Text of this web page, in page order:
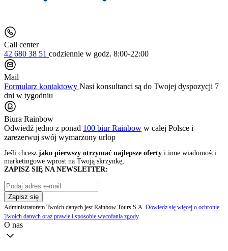
Call center
42 680 38 51 codziennie w godz. 8:00-22:00
Mail
Formularz kontaktowy Nasi konsultanci są do Twojej dyspozycji 7
dni w tygodniu
Biura Rainbow
Odwiedź jedno z ponad 100 biur Rainbow w całej Polsce i
zarezerwuj swój wymarzony urlop
Jeśli chcesz jako pierwszy otrzymać najlepsze oferty i inne wiadomości
marketingowe wprost na Twoją skrzynkę,
ZAPISZ SIĘ NA NEWSLETTER:
Zapisz się
Administratorem Twoich danych jest Rainbow Tours S.A. Dowiedz się więcej o ochronie
Twoich danych oraz prawie i sposobie wycofania zgody.
O nas